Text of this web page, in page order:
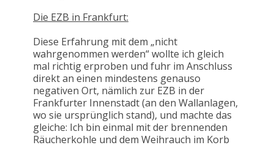
Die EZB in Frankfurt:
Diese Erfahrung mit dem „nicht
wahrgenommen werden“ wollte ich gleich
mal richtig erproben und fuhr im Anschluss
direkt an einen mindestens genauso
negativen Ort, nämlich zur EZB in der
Frankfurter Innenstadt (an den Wallanlagen,
wo sie ursprünglich stand), und machte das
gleiche: Ich bin einmal mit der brennenden
Räucherkohle und dem Weihrauch im Korb